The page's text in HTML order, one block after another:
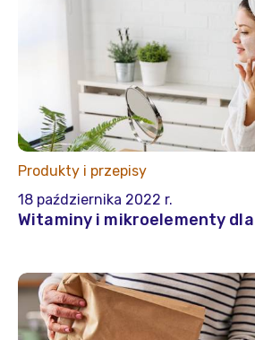
Produkty i przepisy
18 października 2022 r.
Witaminy i mikroelementy